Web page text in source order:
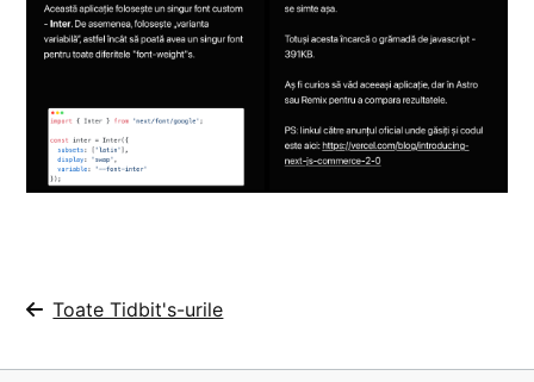
Toate Tidbit's-urile